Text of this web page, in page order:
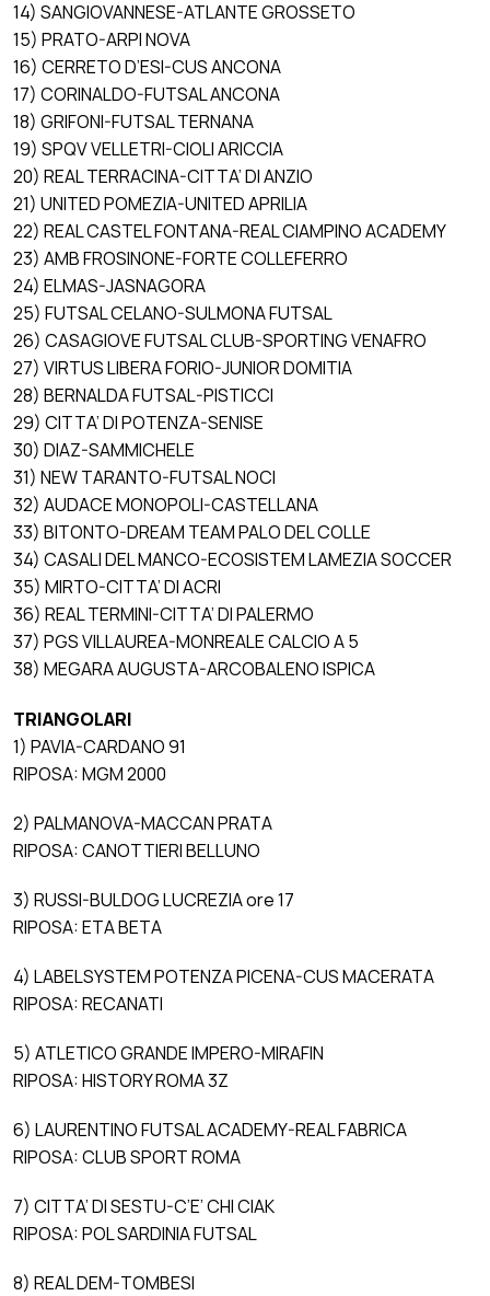
14) SANGIOVANNESE-ATLANTE GROSSETO
15) PRATO-ARPI NOVA
16) CERRETO D’ESI-CUS ANCONA
17) CORINALDO-FUTSAL ANCONA
18) GRIFONI-FUTSAL TERNANA
19) SPQV VELLETRI-CIOLI ARICCIA
20) REAL TERRACINA-CITTA’ DI ANZIO
21) UNITED POMEZIA-UNITED APRILIA
22) REAL CASTEL FONTANA-REAL CIAMPINO ACADEMY
23) AMB FROSINONE-FORTE COLLEFERRO
24) ELMAS-JASNAGORA
25) FUTSAL CELANO-SULMONA FUTSAL
26) CASAGIOVE FUTSAL CLUB-SPORTING VENAFRO
27) VIRTUS LIBERA FORIO-JUNIOR DOMITIA
28) BERNALDA FUTSAL-PISTICCI
29) CITTA’ DI POTENZA-SENISE
30) DIAZ-SAMMICHELE
31) NEW TARANTO-FUTSAL NOCI
32) AUDACE MONOPOLI-CASTELLANA
33) BITONTO-DREAM TEAM PALO DEL COLLE
34) CASALI DEL MANCO-ECOSISTEM LAMEZIA SOCCER
35) MIRTO-CITTA’ DI ACRI
36) REAL TERMINI-CITTA’ DI PALERMO
37) PGS VILLAUREA-MONREALE CALCIO A 5
38) MEGARA AUGUSTA-ARCOBALENO ISPICA
TRIANGOLARI
1) PAVIA-CARDANO 91
RIPOSA: MGM 2000
2) PALMANOVA-MACCAN PRATA
RIPOSA: CANOTTIERI BELLUNO
3) RUSSI-BULDOG LUCREZIA ore 17
RIPOSA: ETA BETA
4) LABELSYSTEM POTENZA PICENA-CUS MACERATA
RIPOSA: RECANATI
5) ATLETICO GRANDE IMPERO-MIRAFIN
RIPOSA: HISTORY ROMA 3Z
6) LAURENTINO FUTSAL ACADEMY-REAL FABRICA
RIPOSA: CLUB SPORT ROMA
7) CITTA’ DI SESTU-C’E’ CHI CIAK
RIPOSA: POL SARDINIA FUTSAL
8) REAL DEM-TOMBESI